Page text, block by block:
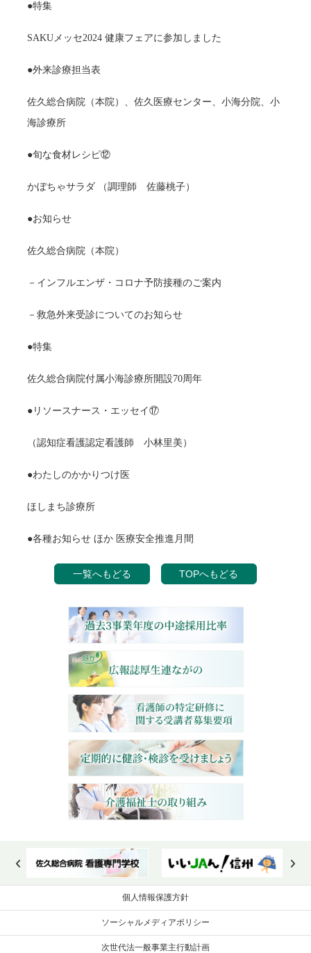
●特集
SAKUメッセ2024 健康フェアに参加しました
●外来診療担当表
佐久総合病院（本院）、佐久医療センター、小海分院、小
海診療所
●旬な食材レシピ⑫
かぼちゃサラダ （調理師 佐藤桃子）
●お知らせ
佐久総合病院（本院）
－インフルエンザ・コロナ予防接種のご案内
－救急外来受診についてのお知らせ
●特集
佐久総合病院付属小海診療所開設70周年
●リソースナース・エッセイ⑰
（認知症看護認定看護師 小林里美）
●わたしのかかりつけ医
ほしまち診療所
●各種お知らせ ほか 医療安全推進月間
一覧へもどる TOPへもどる
個人情報保護方針
ソーシャルメディアポリシー
次世代法一般事業主行動計画